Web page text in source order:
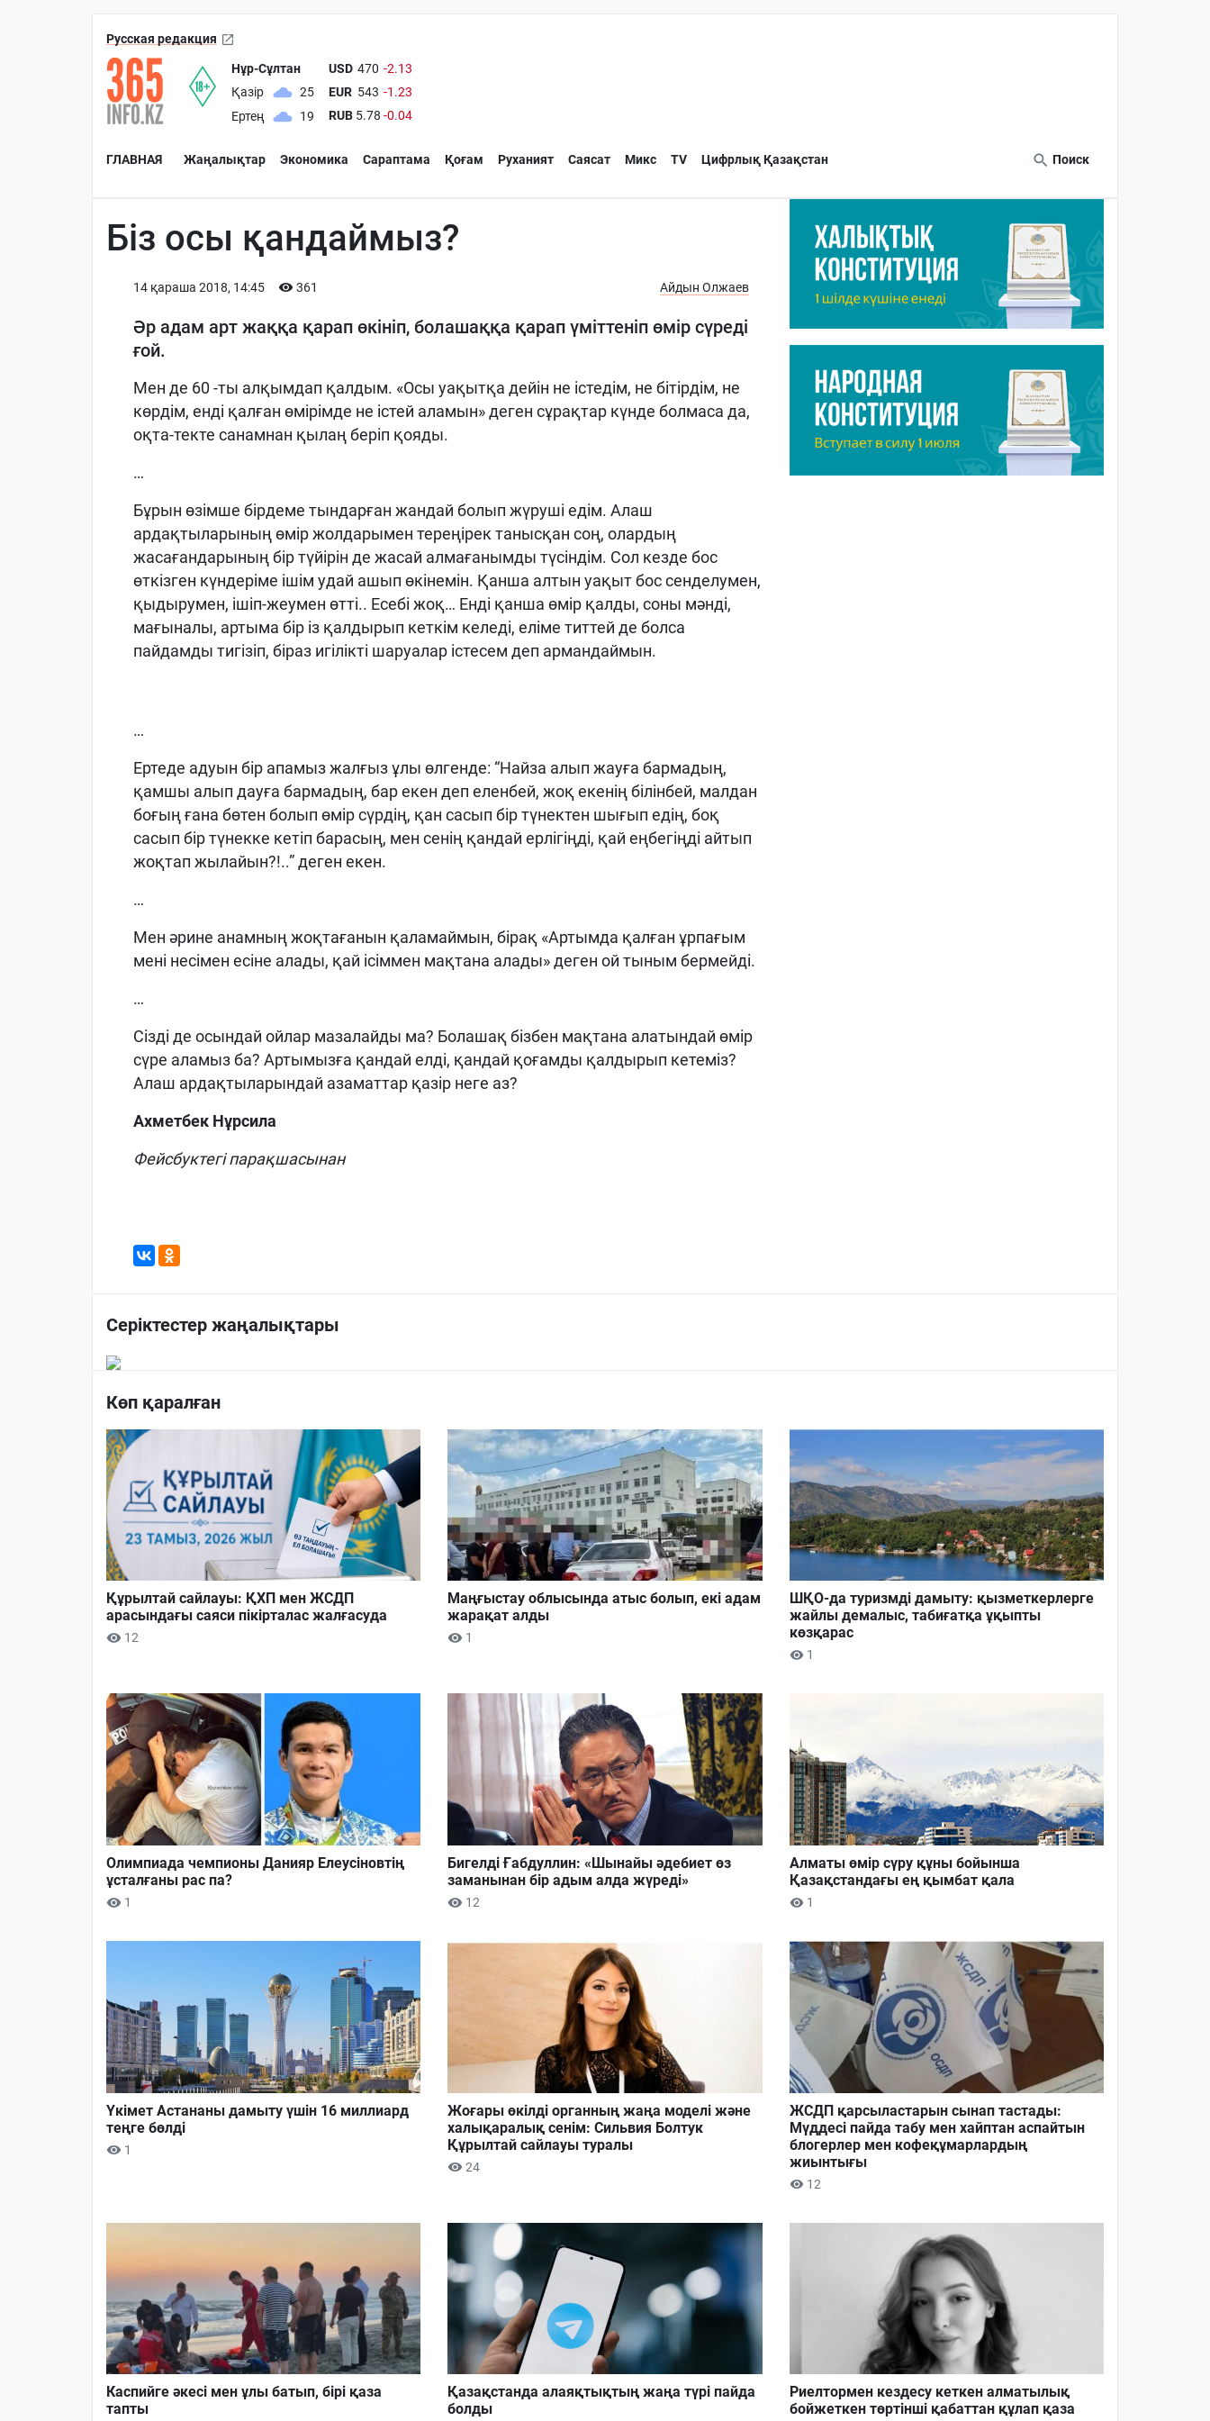
Русская редакция
Нұр-Сұлтан
Қазір
25
Ертең
19
USD 470 -2.13
EUR 543 -1.23
RUB 5.78 -0.04
ГЛАВНАЯ Жаңалықтар Экономика Сараптама Қоғам Руханият Саясат Микс TV Цифрлық Қазақстан Поиск
Біз осы қандаймыз?
14 қараша 2018, 14:45 361 Айдын Олжаев
Әр адам арт жаққа қарап өкініп, болашаққа қарап үміттеніп өмір сүреді
ғой.
Мен де 60 -ты алқымдап қалдым. «Осы уақытқа дейін не істедім, не бітірдім, не
көрдім, енді қалған өмірімде не істей аламын» деген сұрақтар күнде болмаса да,
оқта-текте санамнан қылаң беріп қояды.
…
Бұрын өзімше бірдеме тындарған жандай болып жүруші едім. Алаш
ардақтыларының өмір жолдарымен тереңірек танысқан соң, олардың
жасағандарының бір түйірін де жасай алмағанымды түсіндім. Сол кезде бос
өткізген күндеріме ішім удай ашып өкінемін. Қанша алтын уақыт бос сенделумен,
қыдырумен, ішіп-жеумен өтті.. Есебі жоқ… Енді қанша өмір қалды, соны мәнді,
мағыналы, артыма бір із қалдырып кеткім келеді, еліме титтей де болса
пайдамды тигізіп, біраз игілікті шаруалар істесем деп армандаймын.
…
Ертеде адуын бір апамыз жалғыз ұлы өлгенде: “Найза алып жауға бармадың,
қамшы алып дауға бармадың, бар екен деп еленбей, жоқ екенің білінбей, малдан
боғың ғана бөтен болып өмір сүрдің, қан сасып бір түнектен шығып едің, боқ
сасып бір түнекке кетіп барасың, мен сенің қандай ерлігіңді, қай еңбегіңді айтып
жоқтап жылайын?!..” деген екен.
…
Мен әрине анамның жоқтағанын қаламаймын, бірақ «Артымда қалған ұрпағым
мені несімен есіне алады, қай ісіммен мақтана алады» деген ой тыным бермейді.
…
Сізді де осындай ойлар мазалайды ма? Болашақ бізбен мақтана алатындай өмір
сүре аламыз ба? Артымызға қандай елді, қандай қоғамды қалдырып кетеміз?
Алаш ардақтыларындай азаматтар қазір неге аз?
Ахметбек Нұрсила
Фейсбуктегі парақшасынан
Серіктестер жаңалықтары
Көп қаралған
Құрылтай сайлауы: ҚХП мен ЖСДП
арасындағы саяси пікірталас жалғасуда
12
Маңғыстау облысында атыс болып, екі адам
жарақат алды
1
ШҚО-да туризмді дамыту: қызметкерлерге
жайлы демалыс, табиғатқа ұқыпты
көзқарас
1
Олимпиада чемпионы Данияр Елеусіновтің
ұсталғаны рас па?
1
Бигелді Ғабдуллин: «Шынайы әдебиет өз
заманынан бір адым алда жүреді»
12
Алматы өмір сүру құны бойынша
Қазақстандағы ең қымбат қала
1
Үкімет Астананы дамыту үшін 16 миллиард
теңге бөлді
1
Жоғары өкілді органның жаңа моделі және
халықаралық сенім: Сильвия Болтук
Құрылтай сайлауы туралы
24
ЖСДП қарсыластарын сынап тастады:
Мүддесі пайда табу мен хайптан аспайтын
блогерлер мен кофеқұмарлардың
жиынтығы
12
Каспийге әкесі мен ұлы батып, бірі қаза
тапты
Қазақстанда алаяқтықтың жаңа түрі пайда
болды
Риелтормен кездесу кеткен алматылық
бойжеткен төртінші қабаттан құлап қаза